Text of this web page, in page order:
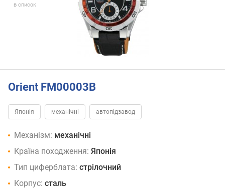
в список
Orient FM00003B
Японія механічні автопідзавод
Механізм: механічні
Країна походження: Японія
Тип циферблата: стрілочний
Корпус: сталь